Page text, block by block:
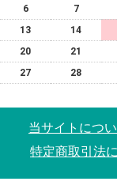
6
7
13
14
20
21
27
28
当サイトにつ
特定商取引法